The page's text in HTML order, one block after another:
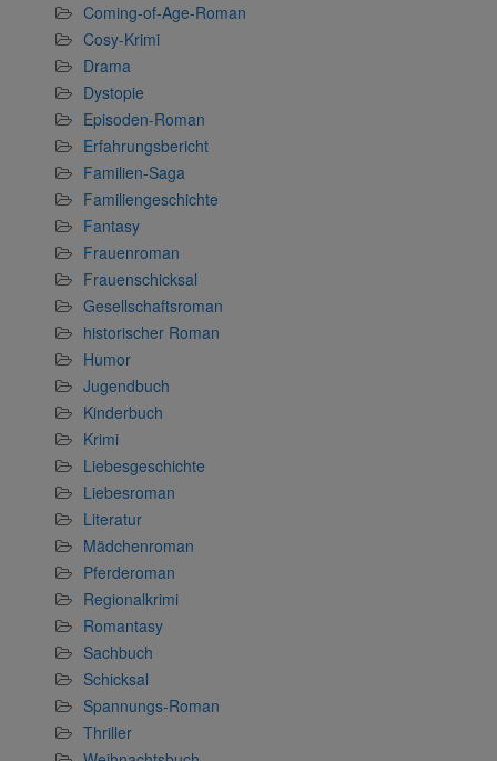
Coming-of-Age-Roman
Cosy-Krimi
Drama
Dystopie
Episoden-Roman
Erfahrungsbericht
Familien-Saga
Familiengeschichte
Fantasy
Frauenroman
Frauenschicksal
Gesellschaftsroman
historischer Roman
Humor
Jugendbuch
Kinderbuch
Krimi
Liebesgeschichte
Liebesroman
Literatur
Mädchenroman
Pferderoman
Regionalkrimi
Romantasy
Sachbuch
Schicksal
Spannungs-Roman
Thriller